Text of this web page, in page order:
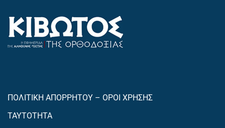
ΠΟΛΙΤΙΚΗ ΑΠΟΡΡΗΤΟΥ – ΟΡΟΙ ΧΡΗΣΗΣ
ΤΑΥΤΟΤΗΤΑ